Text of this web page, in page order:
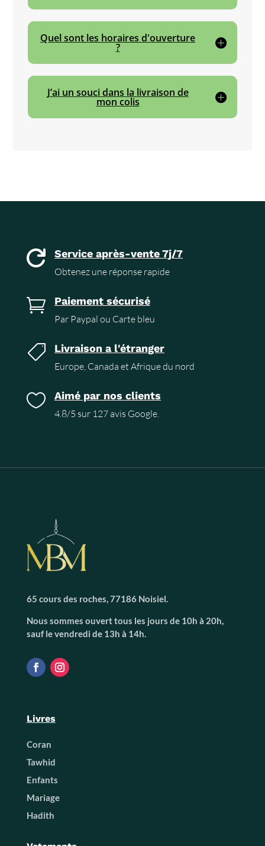
Quel sont les horaires d'ouverture
?
J’ai un souci dans la livraison de
mon colis
 Service après-vente 7j/7
Obtenez une réponse rapide
 Paiement sécurisé
Par Paypal ou Carte bleu
 Livraison a l'étranger
Europe, Canada et Afrique du nord
 Aimé par nos clients
4.8/5 sur 127 avis Google.
65 cours des roches, 77186 Noisiel.
Nous sommes ouvert tous les jours de 10h à 20h,
sauf le vendredi de 13h à 14h.
Livres
Coran
Tawhid
Enfants
Mariage
Hadith